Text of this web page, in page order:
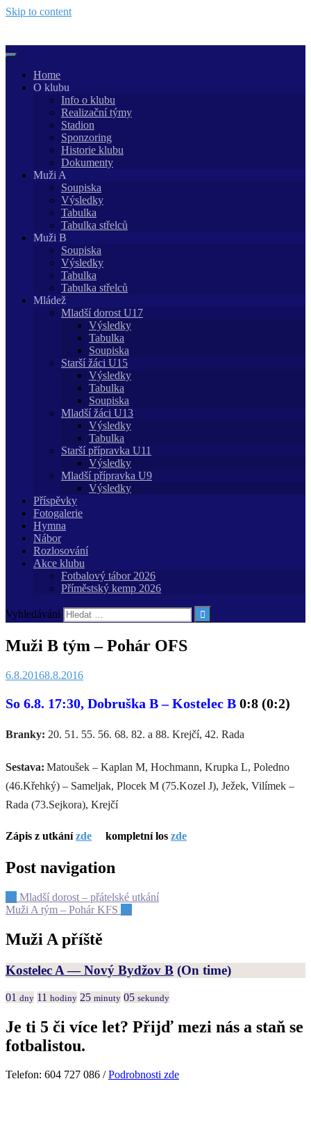
Skip to content
Home
O klubu
Info o klubu
Realizační týmy
Stadion
Sponzoring
Historie klubu
Dokumenty
Muži A
Soupiska
Výsledky
Tabulka
Tabulka střelců
Muži B
Soupiska
Výsledky
Tabulka
Tabulka střelců
Mládež
Mladší dorost U17
Výsledky
Tabulka
Soupiska
Starší žáci U15
Výsledky
Tabulka
Soupiska
Mladší žáci U13
Výsledky
Tabulka
Starší přípravka U11
Výsledky
Mladší přípravka U9
Výsledky
Příspěvky
Fotogalerie
Hymna
Nábor
Rozlosování
Akce klubu
Fotbalový tábor 2026
Příměstský kemp 2026
Vyhledávání
Muži B tým – Pohár OFS
6.8.20168.8.2016
So 6.8. 17:30, Dobruška B –Kostelec B 0:8 (0:2)
Branky: 20. 51. 55. 56. 68. 82. a 88. Krejčí, 42. Rada
Sestava: Matoušek – Kaplan M, Hochmann, Krupka L, Poledno
(46.Křehký) – Sameljak, Plocek M (75.Kozel J), Ježek, Vilímek –
Rada (73.Sejkora), Krejčí
Zápis z utkánízde kompletní los zde
Post navigation
← Mladší dorost – přátelské utkání
Muži A tým – Pohár KFS →
Muži A příště
Kostelec A — Nový Bydžov B (On time)
01 dny 11 hodiny 25 minuty 05 sekundy
Je ti 5 či více let? Přijď mezi nás a staň se
fotbalistou.
Telefon: 604 727 086 /Podrobnosti zde